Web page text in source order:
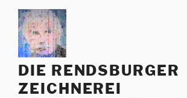
Zum
Inhalt
springen
DIE RENDSBURGER
ZEICHNEREI